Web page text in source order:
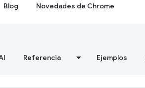
Blog Novedades de Chrome
Referencia Ejemplos